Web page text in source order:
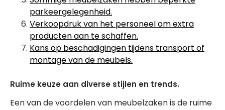
parkeergelegenheid.
Verkoopdruk van het personeel om extra
producten aan te schaffen.
Kans op beschadigingen tijdens transport of
montage van de meubels.
Ruime keuze aan diverse stijlen en trends.
Een van de voordelen van meubelzaken is de ruime